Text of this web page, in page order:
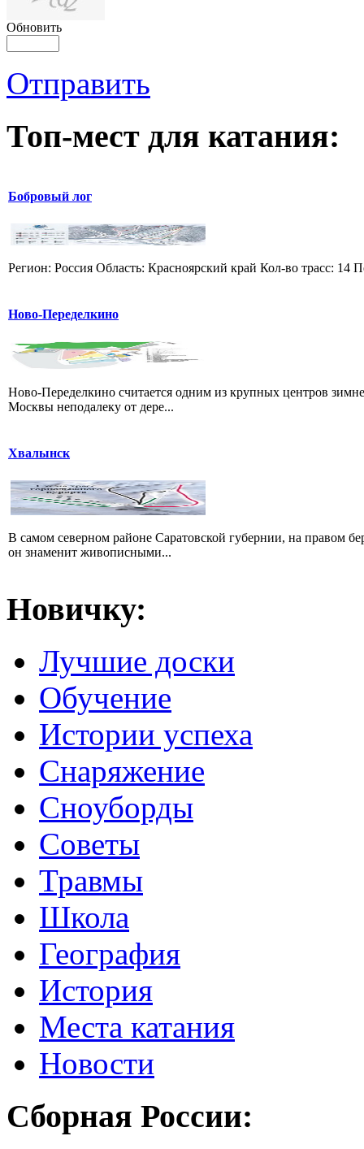
Обновить
Отправить
Топ-мест для катания:
Бобровый лог
Регион: Россия Область: Красноярский край Кол-во трасс:
Ново-Переделкино
Ново-Переделкино считается одним из крупных центров
Москвы неподалеку от дере...
Хвалынск
В самом северном районе Саратовской губернии, на правом
он знаменит живописными...
Новичку:
Лучшие доски
Обучение
Истории успеха
Снаряжение
Сноуборды
Советы
Травмы
Школа
География
История
Места катания
Новости
Сборная России: